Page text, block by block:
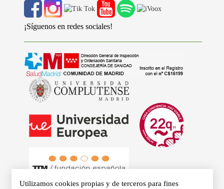
¡Síguenos en redes sociales!
Utilizamos cookies propias y de terceros para fines